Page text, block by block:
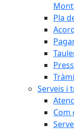
Pla
Serveis i
Com